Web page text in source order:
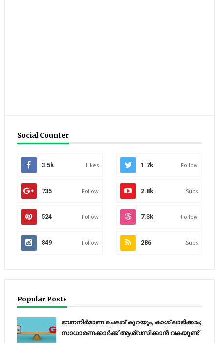
Social Counter
3.5k Likes 1.7k Follow
735 Follow 2.8k Subs
524 Follow 7.3k Follow
849 Follow 286 Subs
Popular Posts
ഭവനനിർമാണ ചെലവ് കുറയും, കാശ് ലാഭിക്കാം;
സാധാരണക്കാർക്ക് ആശ്വസിക്കാൻ വകയുണ്ട്